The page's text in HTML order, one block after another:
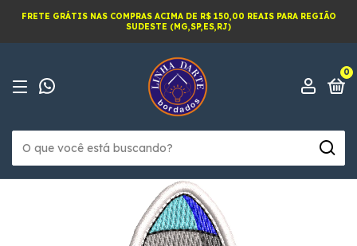
FRETE GRÁTIS NAS COMPRAS ACIMA DE R$ 150,00 REAIS PARA REGIÃO
SUDESTE (MG,SP,ES,RJ)
0